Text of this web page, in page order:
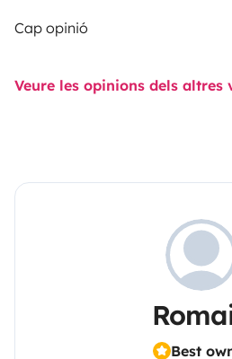
Cap opinió
Veure les opinions dels altres
Best